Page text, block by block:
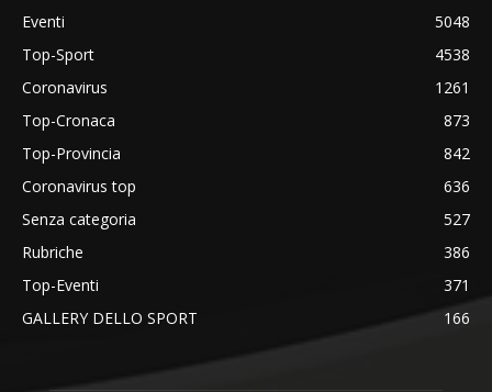
Eventi
5048
Top-Sport
4538
Coronavirus
1261
Top-Cronaca
873
Top-Provincia
842
Coronavirus top
636
Senza categoria
527
Rubriche
386
Top-Eventi
371
GALLERY DELLO SPORT
166